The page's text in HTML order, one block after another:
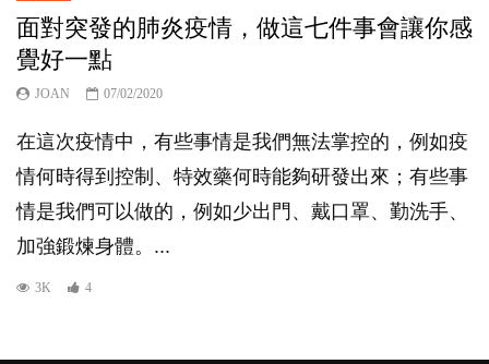
面對突發的肺炎疫情，做這七件事會讓你感
覺好一點
JOAN 07/02/2020
在這次疫情中，有些事情是我們無法掌控的，例如疫
情何時得到控制、特效藥何時能夠研發出來；有些事
情是我們可以做的，例如少出門、戴口罩、勤洗手、
加強鍛煉身體。...
3K 4